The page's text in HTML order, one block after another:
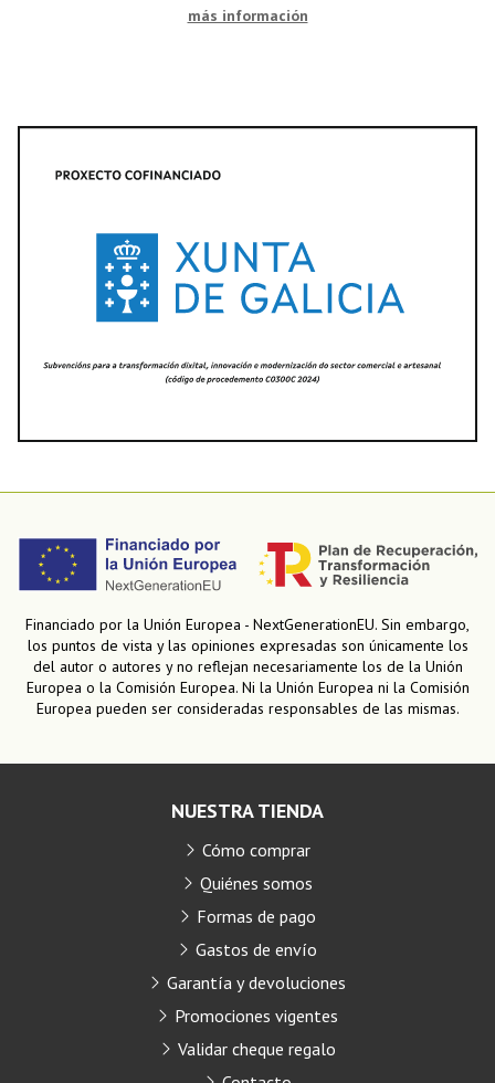
más información
Financiado por la Unión Europea - NextGenerationEU. Sin embargo,
los puntos de vista y las opiniones expresadas son únicamente los
del autor o autores y no reflejan necesariamente los de la Unión
Europea o la Comisión Europea. Ni la Unión Europea ni la Comisión
Europea pueden ser consideradas responsables de las mismas.
NUESTRA TIENDA
Cómo comprar
Quiénes somos
Formas de pago
Gastos de envío
Garantía y devoluciones
Promociones vigentes
Validar cheque regalo